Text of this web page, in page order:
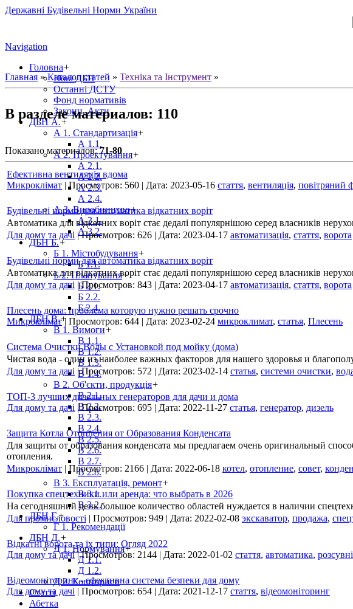
Державні Будівельні Норми України
Navigation
Головна+
Нові ДБН
Останні ДСТУ
Фонд нормативів
Закони, Акти
ДБН А.+
А 1. Стандартизація+
А 1.1.
А 2. Проектування+
А 2.1.
А 2.2.
А 2.3.
А 2.4.
А 3. Виробництво+
А 3.1.
А 3.2.
ДБН Б.+
Б 1. Містобудування+
Б 1.1.
Б 2. Планування+
Б 2.1.
Б 2.2.
Б 2.4.
ДБН В.+
В 1. Вимоги+
В 1.1.
В 1.2.
В 1.3.
В 1.4.
В 2. Об'єкти, продукція+
В 2.1.
В 2.2.
В 2.3.
В 2.4.
В 2.5.
В 2.6.
В 2.7.
В 2.8.
В 3. Експлуатація, ремонт+
В 3.1.
В 3.2.
ДБН Г.+
Г 1. Рекомендації
ДБН Д.+
Д 1. Нормування+
Д 1.1.
Д 1.2.
Д 2. Кошториси
Статті
Абетка
Главная » Каталог статей » Техніка та Інструмент »
В разделе материалов: 110
Показано материалов:71-80
Ефективна вентиляція вдома
Микроклімат |Просмотров: 560 | Дата: 2023-05-16 стаття, вентиляція, повітряний
Будівельні норми для автоматика відкатних воріт
Автоматика для відкатних воріт стає дедалі популярнішою серед власників
Для дому та дачі |Просмотров: 626 | Дата: 2023-04-17 автоматизація, стаття, ворота
Будівельні норми для автоматика відкатних воріт
Автоматика для відкатних воріт стає дедалі популярнішою серед власників
Для дому та дачі |Просмотров: 843 | Дата: 2023-04-17 автоматизація, стаття, ворота
Плесень дома: проблема которую нужно решать срочно
Микроклімат| Просмотров: 644 | Дата: 2023-02-24 микроклимат, статья, Плесень
Система Очистки Воды с Установкой под мойку (дома)
Чистая вода - один из наиболее важных факторов для нашего здоровья и
Для дому та дачі |Просмотров: 572 | Дата: 2023-02-14 статья, системи очистки,
ТОП-3 лучших дизельных генераторов для дачи и дома
Для дому та дачі |Просмотров: 695 | Дата: 2022-11-27 статья, генератор, дизель
Защита Котла Отопления от Образования Конденсата
Для защиты от образования конденсата мы предлагаем очень оригинальный
отопления.
Микроклімат | Просмотров: 2166 | Дата: 2022-06-18 котел, отопление, совет,
Покупка спецтехники или аренда: что выбрать в 2026
На сегодняшний день большое количество областей нуждается в наличии
Для промисловості | Просмотров: 949 | Дата: 2022-02-08 экскаватор, продажа,
Відкатні ворота та їх типи: Огляд 2022
Для дому та дачі|Просмотров: 2144 | Дата: 2022-01-02 стаття, автоматика,
Відеомоніторинг - ефективна система безпеки для дому
Для дому та дачі | Просмотров: 654 | Дата: 2021-12-17 стаття, відеомоніторинг